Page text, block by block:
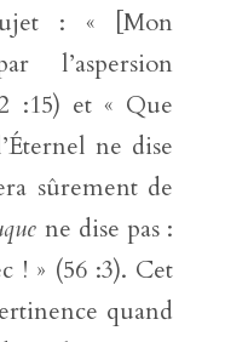
: « [Mon
l’aspersion
:15) et « Que
ne dise
sûrement de
ne dise pas :
! » (56 :3). Cet
quand